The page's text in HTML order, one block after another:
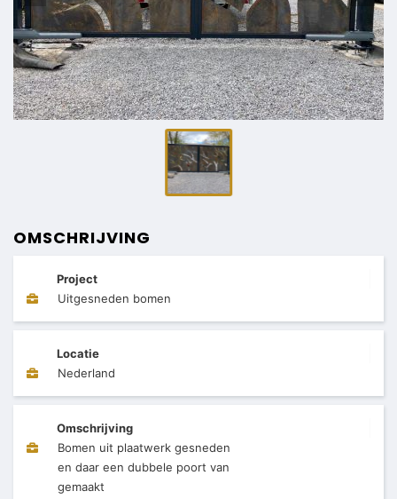
OMSCHRIJVING
Project
Uitgesneden bomen
Locatie
Nederland
Omschrijving
Bomen uit plaatwerk gesneden
en daar een dubbele poort van
gemaakt